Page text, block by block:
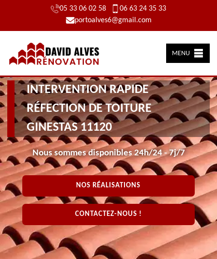
05 33 06 02 58
06 63 24 35 33
portoalves6@gmail.com
MENU
INTERVENTION RAPIDE
RÉFECTION DE TOITURE
GINESTAS 11120
Nous sommes disponibles 24h/24 - 7j/7
NOS RÉALISATIONS
CONTACTEZ-NOUS !